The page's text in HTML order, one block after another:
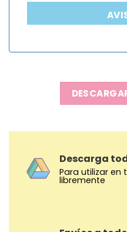
Descarga
Para utilizar en
libremente